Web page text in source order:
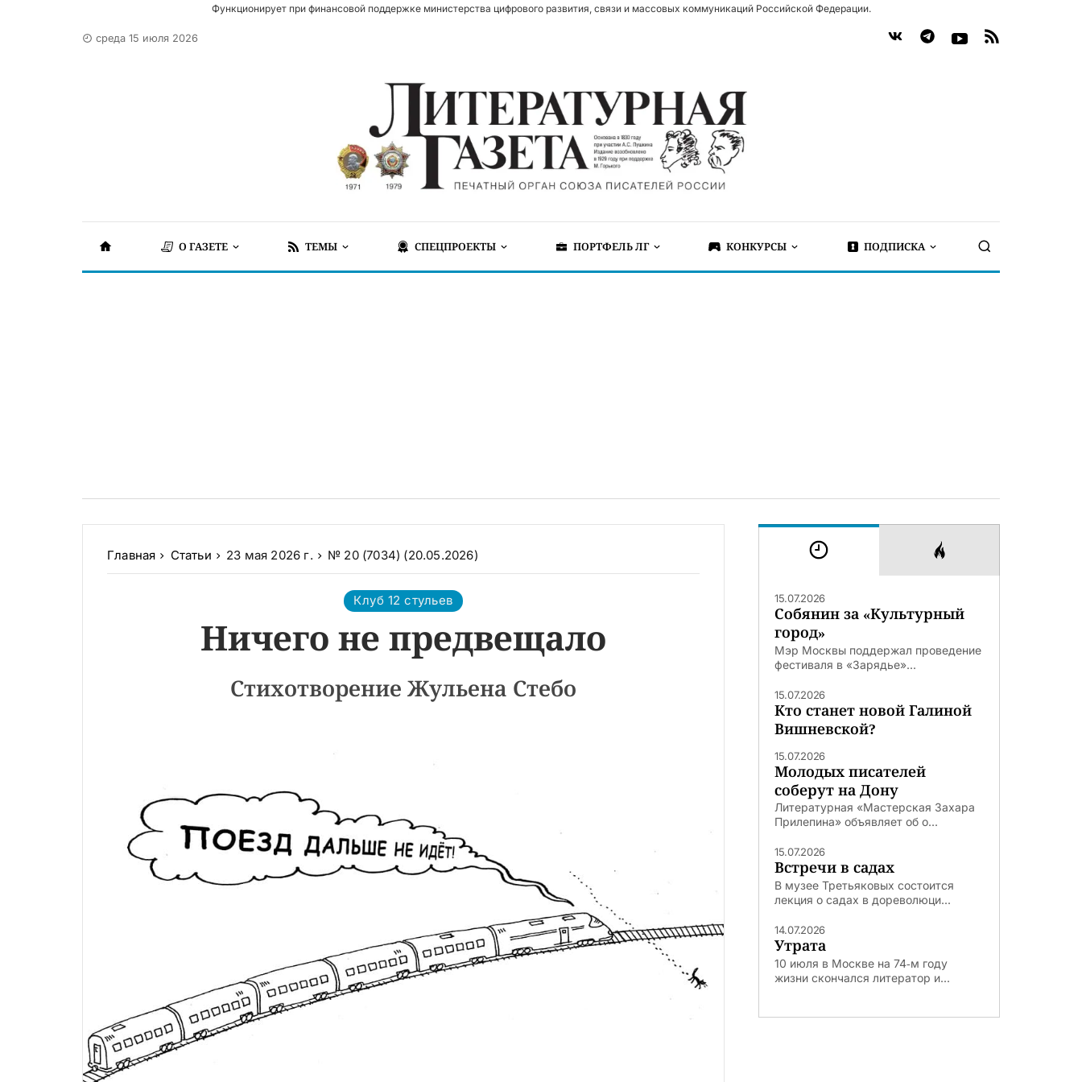
Функционирует при финансовой поддержке министерства цифрового развития, связи и массовых коммуникаций Российской Федерации.
среда 15 июля 2026
О ГАЗЕТЕ ТЕМЫ СПЕЦПРОЕКТЫ ПОРТФЕЛЬ ЛГ КОНКУРСЫ ПОДПИСКА
Главная Статьи 23 мая 2026 г. № 20 (7034) (20.05.2026)
Клуб 12 стульев
Ничего не предвещало
Стихотворение Жульена Стебо
15.07.2026
Собянин за «Культурный
город»
Мэр Москвы поддержал проведение
фестиваля в «Зарядье»...
15.07.2026
Кто станет новой Галиной
Вишневской?
15.07.2026
Молодых писателей
соберут на Дону
Литературная «Мастерская Захара
Прилепина» объявляет об о...
15.07.2026
Встречи в садах
В музее Третьяковых состоится
лекция о садах в дореволюци...
14.07.2026
Утрата
10 июля в Москве на 74‑м году
жизни скончался литератор и...